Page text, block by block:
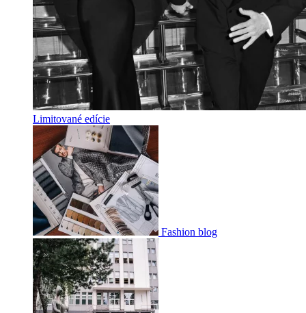
Limitované edície
Fashion blog